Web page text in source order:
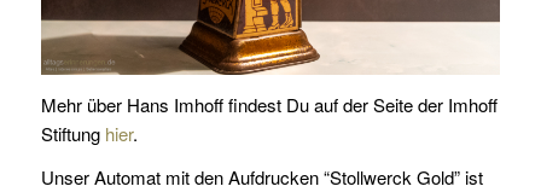
Mehr über Hans Imhoff findest Du auf der Seite der Imhoff
Stiftung hier.
Unser Automat mit den Aufdrucken “Stollwerck Gold” ist